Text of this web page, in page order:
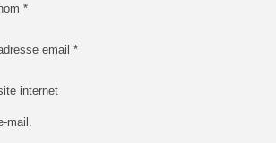
*
email *
internet
mail.